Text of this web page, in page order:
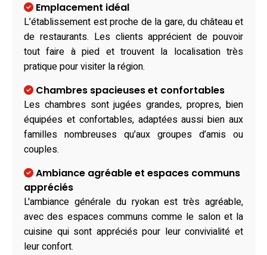
Emplacement idéal
L’établissement est proche de la gare, du château et
de restaurants. Les clients apprécient de pouvoir
tout faire à pied et trouvent la localisation très
pratique pour visiter la région.
Chambres spacieuses et confortables
Les chambres sont jugées grandes, propres, bien
équipées et confortables, adaptées aussi bien aux
familles nombreuses qu’aux groupes d’amis ou
couples.
Ambiance agréable et espaces communs
appréciés
L'ambiance générale du ryokan est très agréable,
avec des espaces communs comme le salon et la
cuisine qui sont appréciés pour leur convivialité et
leur confort.